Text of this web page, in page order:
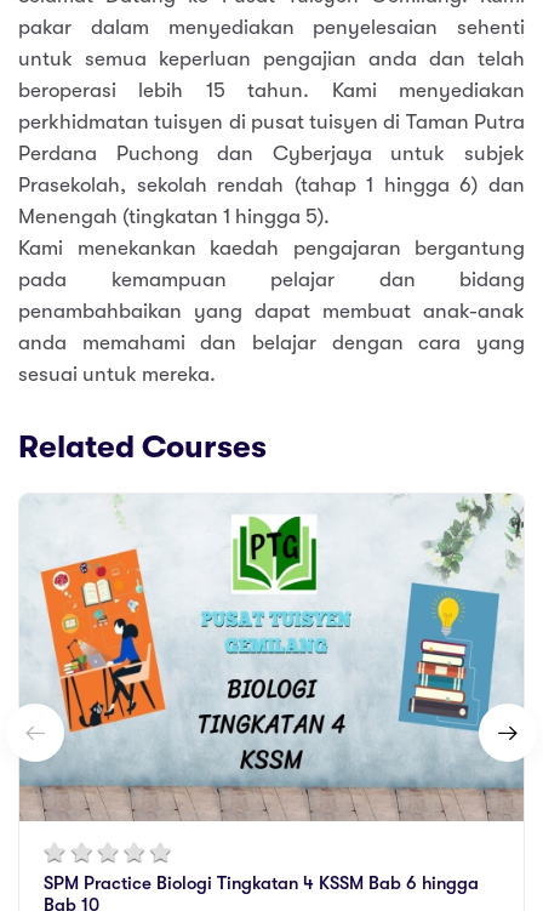
pakar dalam menyediakan penyelesaian sehenti
untuk semua keperluan pengajian anda dan telah
beroperasi lebih 15 tahun. Kami menyediakan
perkhidmatan tuisyen di pusat tuisyen di Taman Putra
Perdana Puchong dan Cyberjaya untuk subjek
Prasekolah, sekolah rendah (tahap 1 hingga 6) dan
Menengah (tingkatan 1 hingga 5).
Kami menekankan kaedah pengajaran bergantung
pada kemampuan pelajar dan bidang
penambahbaikan yang dapat membuat anak-anak
anda memahami dan belajar dengan cara yang
sesuai untuk mereka.
Related Courses
SPM Practice Biologi Tingkatan 4 KSSM Bab 6 hingga
Bab 10